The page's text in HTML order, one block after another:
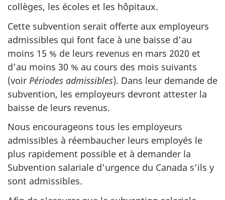
collèges, les écoles et les hôpitaux.
Cette subvention serait offerte aux employeurs
admissibles qui font face à une baisse d’au
moins 15 % de leurs revenus en mars 2020 et
d’au moins 30 % au cours des mois suivants
(voir Périodes admissibles). Dans leur demande de
subvention, les employeurs devront attester la
baisse de leurs revenus.
Nous encourageons tous les employeurs
admissibles à réembaucher leurs employés le
plus rapidement possible et à demander la
Subvention salariale d’urgence du Canada s’ils y
sont admissibles.